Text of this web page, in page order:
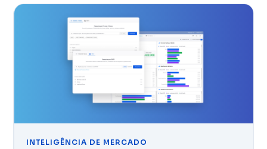
INTELIGÊNCIA DE MERCADO